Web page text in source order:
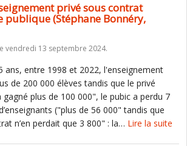
privé sous contrat
publique (Stéphane Bonnéry,
vendredi 13 septembre 2024.
ans, entre 1998 et 2022, l'enseignement
de 200 000 élèves tandis que le privé
plus de 100 000", le pubic a perdu 7
("plus de 56 000" tandis que
n’en perdait que 3 800" : la… Lire la suite